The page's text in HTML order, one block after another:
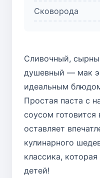
Сковорода
Сливочный,
душевный — мак
идеальным
Простая паста с
соусом готовится
оставляет
кулинарного
классика,
детей!